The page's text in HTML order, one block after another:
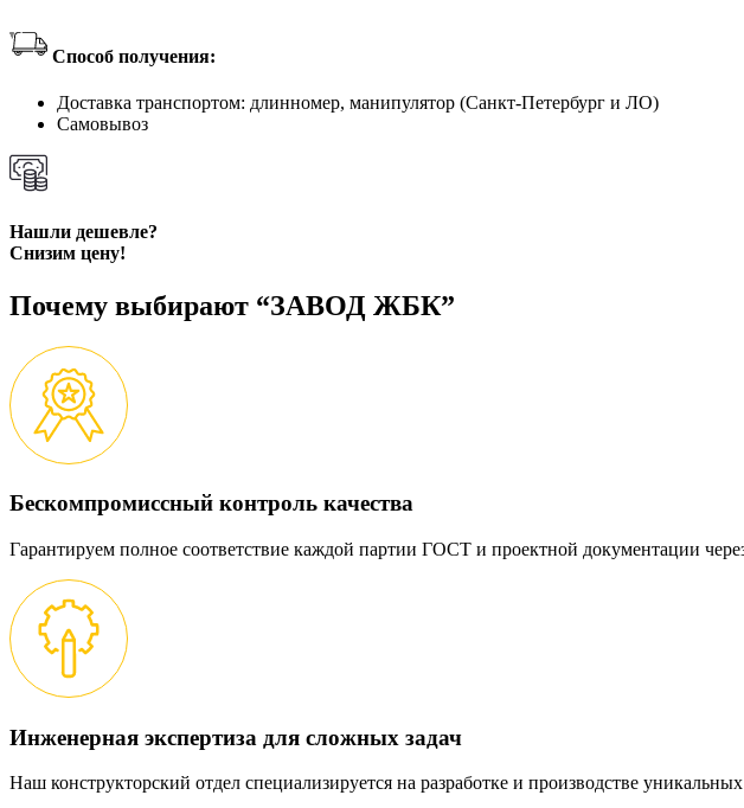
Способ получения:
Доставка транспортом: длинномер, манипулятор (Санкт-Петербург и ЛО)
Самовывоз
Нашли дешевле?
Снизим цену!
Почему выбирают “ЗАВОД ЖБК”
Бескомпромиссный контроль качества
Гарантируем полное соответствие каждой партии ГОСТ и проектной документации
Инженерная экспертиза для сложных задач
Наш конструкторский отдел специализируется на разработке и производстве